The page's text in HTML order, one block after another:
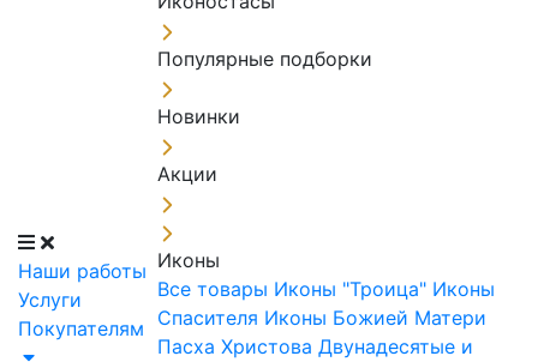
Наши работы
Услуги
Покупателям
Популярные подборки
Новинки
Акции
Иконы
Все товары Иконы "Троица" Иконы
Спасителя Иконы Божией Матери
Пасха Христова Двунадесятые и